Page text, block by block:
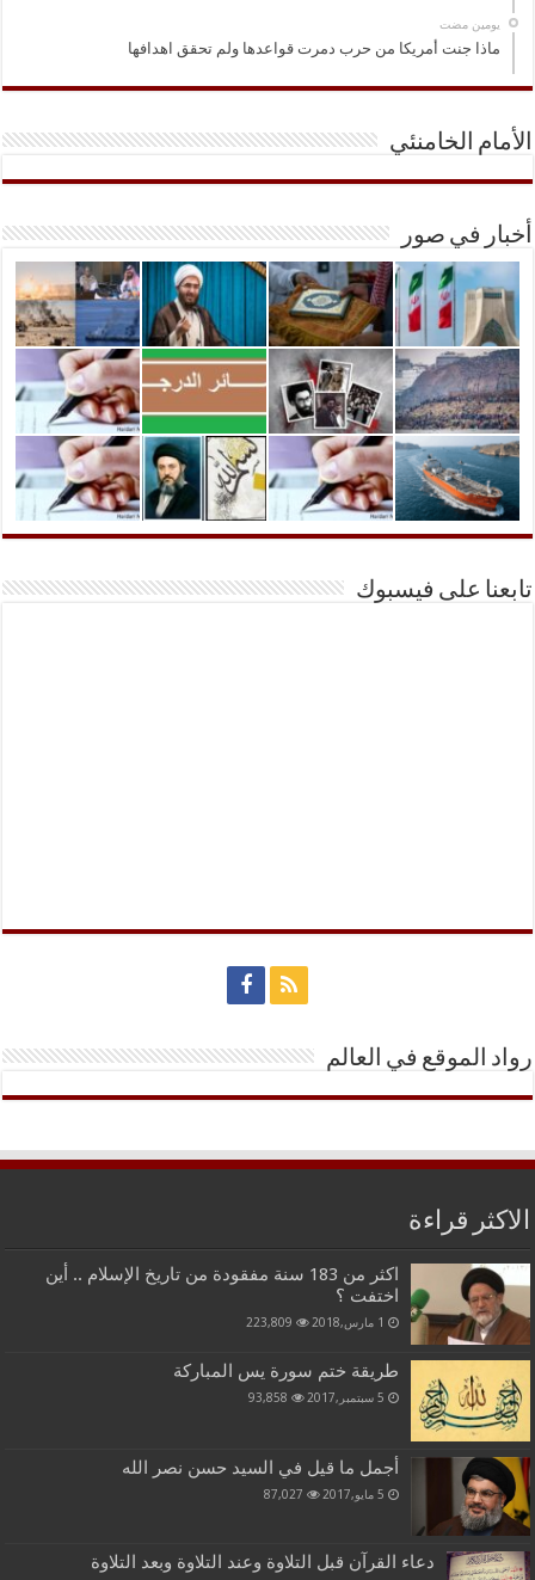
‏يومين مضت
ماذا جنت أمريكا من حرب دمرت قواعدها ولم تحقق اهدافها
الأمام الخامنئي
أخبار في صور
تابعنا على فيسبوك
رواد الموقع في العالم
الاكثر قراءة
اكثر من 183 سنة مفقودة من تاريخ الإسلام .. أين
اختفت ؟
1 مارس,2018 223,809
طريقة ختم سورة يس المباركة
5 سبتمبر,2017 93,858
أجمل ما قيل في السيد حسن نصر الله
5 مايو,2017 87,027
دعاء القرآن قبل التلاوة وعند التلاوة وبعد التلاوة